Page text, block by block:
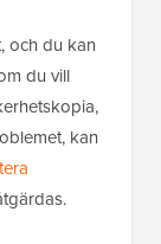
och du kan
du vill
kan